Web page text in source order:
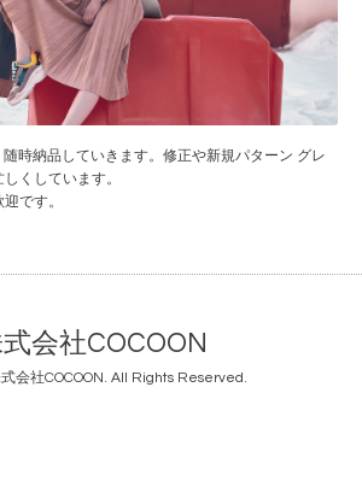
時納品していきます。修正や新規パターン グレ
くしています。
です。
会社COCOON
会社COCOON. All Rights Reserved.